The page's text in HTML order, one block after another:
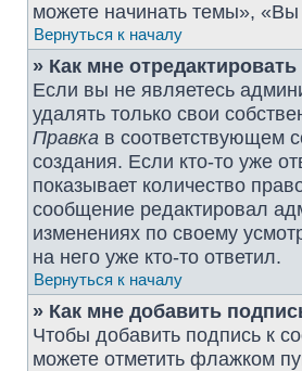
можете начинать темы»,
Вернуться к началу
» Как мне
Если вы не являетесь
удалять только свои
Правка в соответствующем
создания. Если кто-то уже
показывает количество
сообщение редактировал
изменениях по своему
на него уже кто-то ответил.
Вернуться к началу
» Как мне добавить
Чтобы добавить подпись к
можете отметить флажком